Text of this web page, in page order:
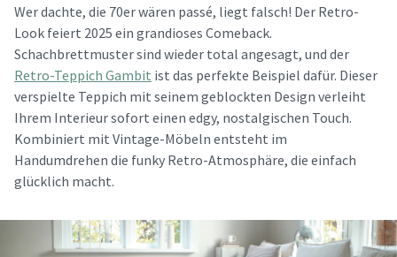
Wer dachte, die 70er wären passé, liegt falsch! Der Retro-
Look feiert 2025 ein grandioses Comeback.
Schachbrettmuster sind wieder total angesagt, und der
Retro-Teppich Gambit ist das perfekte Beispiel dafür. Dieser
verspielte Teppich mit seinem geblockten Design verleiht
Ihrem Interieur sofort einen edgy, nostalgischen Touch.
Kombiniert mit Vintage-Möbeln entsteht im
Handumdrehen die funky Retro-Atmosphäre, die einfach
glücklich macht.